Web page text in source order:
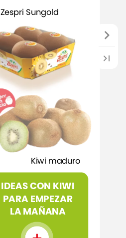
IDEASCON KIWI
PARA EMPEZAR
LAMAÑANA
Zespri Sungold
Kiwi maduro